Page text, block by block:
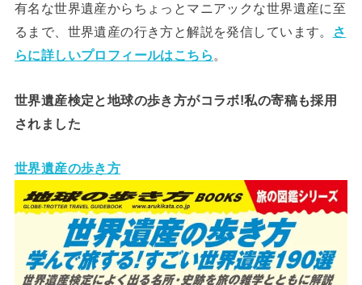
有名な世界遺産からちょっとマニアックな世界遺産に至
るまで、世界遺産の行き方と解説を発信しています。
さ
らに詳しいプロフィールはこちら 。
世界遺産検定と地球の歩き方がコラボ!私の寄稿も採用
されました
世界遺産の歩き方